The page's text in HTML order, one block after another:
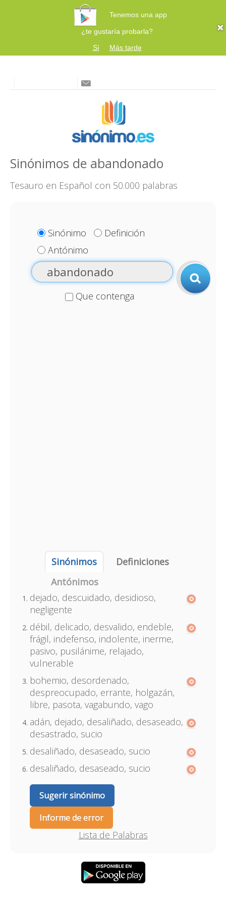
Tenemos una app
¿te gustaría probarla?
Sí
Más tarde
Sinónimos de abandonado
Tesauro en Español con 50.000 palabras
Sinónimo
Definición
Antónimo
Que contenga
Sinónimos
Definiciones
Antónimos
dejado, descuidado, desidioso,
negligente
débil, delicado, desvalido, endeble,
frágil, indefenso, indolente, inerme,
pasivo, pusilánime, relajado,
vulnerable
bohemio, desordenado,
despreocupado, errante, holgazán,
libre, pasota, vagabundo, vago
adán, dejado, desaliñado, desaseado,
desastrado, sucio
desaliñado, desaseado, sucio
desaliñado, desaseado, sucio
Sugerir sinónimo
Informe de error
Lista de Palabras